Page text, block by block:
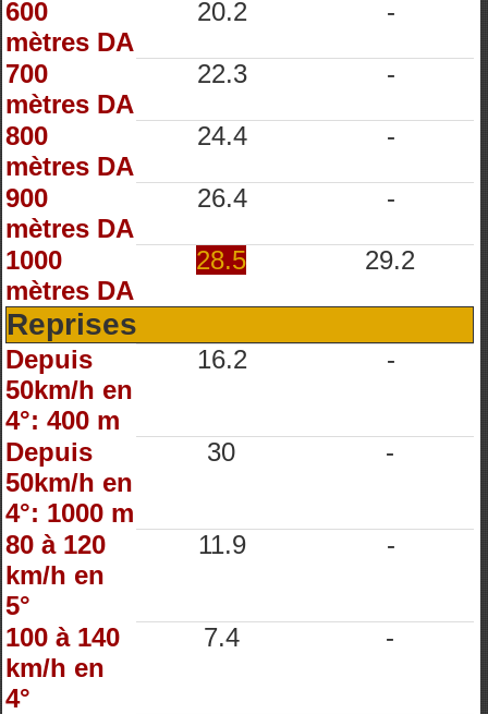
600
mètres DA
20.2 -
700
mètres DA
22.3 -
800
mètres DA
24.4 -
900
mètres DA
26.4 -
1000
mètres DA
28.5 29.2
Reprises
Depuis
50km/h en
4°: 400 m
16.2 -
Depuis
50km/h en
4°: 1000 m
30 -
80 à 120
km/h en
5°
11.9 -
100 à 140
km/h en
4°
7.4 -